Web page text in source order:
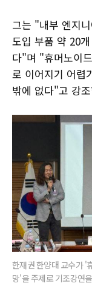
그는 "내부 엔지
도입 부품 약 20
다"며 "휴머노이
로 이어지기 어렵
밖에 없다"고 강
한재권 한양대 교수가 '
망'을 주제로 기조강연